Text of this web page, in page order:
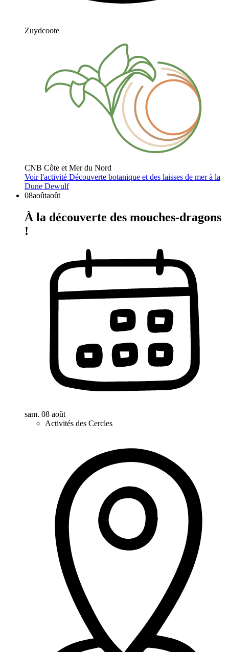
Zuydcoote
CNB Côte et Mer du Nord
Voir l'activité Découverte botanique et des laisses de mer à la
Dune Dewulf
08aoûtaoût
À la découverte des mouches-dragons
!
sam. 08 août
Activités des Cercles